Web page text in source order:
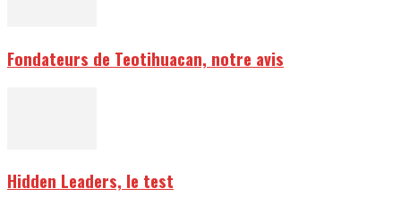
Fondateurs de Teotihuacan, notre avis
Hidden Leaders, le test